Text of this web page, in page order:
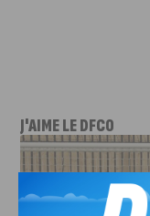
J'AIME LE DFCO